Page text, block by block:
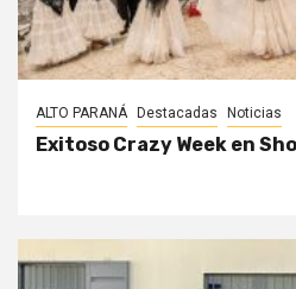
ALTO PARANÁ Destacadas Noticias
Exitoso Crazy Week en